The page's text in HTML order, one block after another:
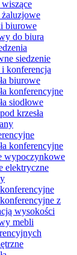
żaluzjowe
biurowe
do biura
siedzenie
konferencja
biurowe
konferencyjne
siodłowe
krzesła
konferencyjne
wypoczynkowe
elektryczne
konferencyjne
konferencyjne z
wysokości
mebli